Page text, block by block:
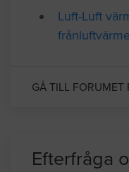
Luft-Luft
GÅ TILL FORUMET
Efterfråga